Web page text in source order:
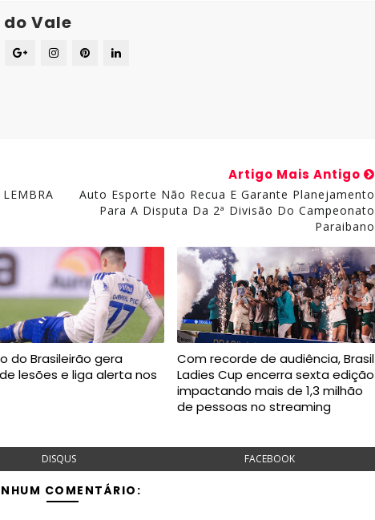
Vale
Artigo Mais Antigo
Auto Esporte Não Recua E Garante Planejamento
Para A Disputa Da 2ª Divisão Do Campeonato
Paraibano
do Brasileirão gera
lesões e liga alerta nos
Com recorde de audiência, Brasil
Ladies Cup encerra sexta edição
impactando mais de 1,3 milhão
de pessoas no streaming
DISQUS FACEBOOK
COMENTÁRIO: